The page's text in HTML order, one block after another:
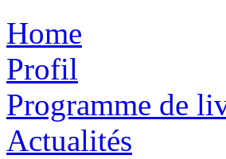
Home
Profil
Programme de
Actualités